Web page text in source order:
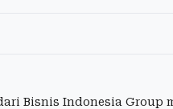
Bisnis Indonesia Group